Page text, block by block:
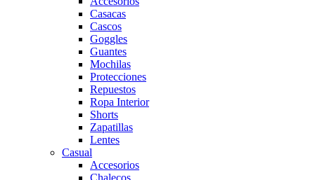
Casacas
Cascos
Goggles
Guantes
Mochilas
Protecciones
Repuestos
Ropa Interior
Shorts
Zapatillas
Lentes
Casual
Accesorios
Chalecos